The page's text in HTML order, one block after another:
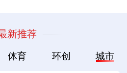
新推荐
体育 环创 城市